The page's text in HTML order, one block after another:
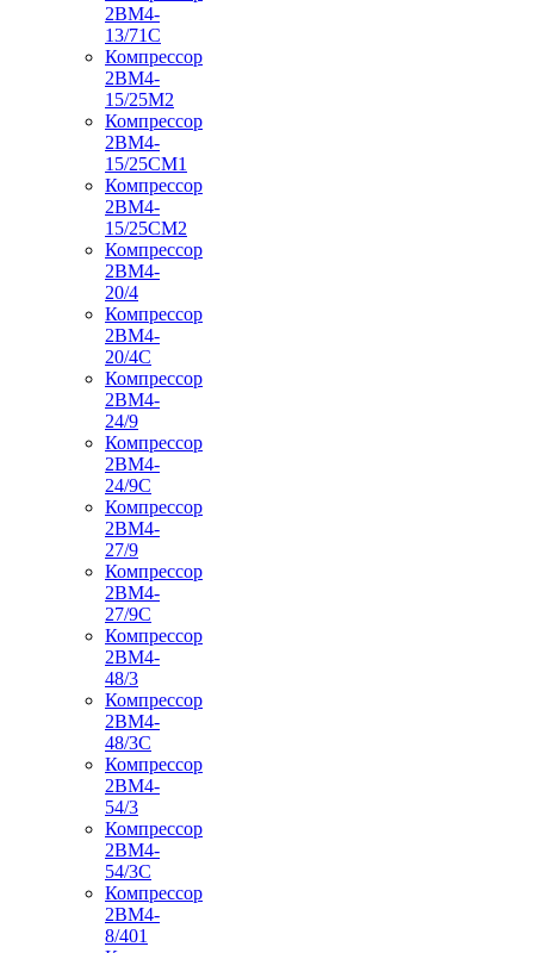
2ВМ4-
13/71С
Компрессор
2ВМ4-
15/25М2
Компрессор
2ВМ4-
15/25СМ1
Компрессор
2ВМ4-
15/25СМ2
Компрессор
2ВМ4-
20/4
Компрессор
2ВМ4-
20/4С
Компрессор
2ВМ4-
24/9
Компрессор
2ВМ4-
24/9С
Компрессор
2ВМ4-
27/9
Компрессор
2ВМ4-
27/9С
Компрессор
2ВМ4-
48/3
Компрессор
2ВМ4-
48/3С
Компрессор
2ВМ4-
54/3
Компрессор
2ВМ4-
54/3С
Компрессор
2ВМ4-
8/401